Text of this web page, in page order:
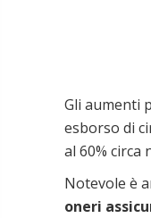
Gli aumenti
esborso di
al 60% circa
Notevole è
oneri